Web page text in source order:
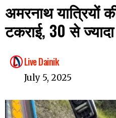
अमरनाथ यात्रियों
टकराई, 30 से
Live Dainik
July 5, 2025